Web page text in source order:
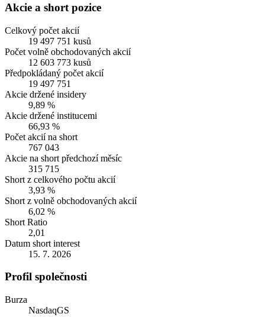
Akcie a short pozice
Celkový počet akcií
19 497 751 kusů
Počet volně obchodovaných akcií
12 603 773 kusů
Předpokládaný počet akcií
19 497 751
Akcie držené insidery
9,89 %
Akcie držené institucemi
66,93 %
Počet akcií na short
767 043
Akcie na short předchozí měsíc
315 715
Short z celkového počtu akcií
3,93 %
Short z volně obchodovaných akcií
6,02 %
Short Ratio
2,01
Datum short interest
15. 7. 2026
Profil společnosti
Burza
NasdaqGS